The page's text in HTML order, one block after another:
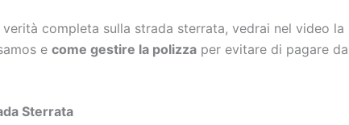
completa sulla strada sterrata, vedrai nel video
e come gestire la polizza per evitare di pagare
Sterrata